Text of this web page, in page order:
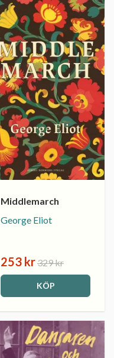
Middlemarch
George Eliot
253 kr329 kr
KÖP